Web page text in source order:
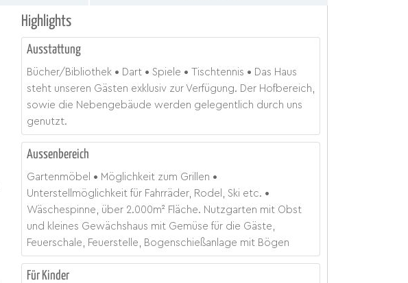
Highlights
Ausstattung
Bücher/Bibliothek Dart Spiele Tischtennis
Das Haus
steht unseren Gästen exklusiv zur Verfügung. Der Hofbereich,
sowie die Nebengebäude werden gelegentlich durch uns
genutzt.
Aussenbereich
Gartenmöbel
Möglichkeit zum Grillen
Unterstellmöglichkeit für Fahrräder, Rodel, Ski etc.
Wäschespinne, über 2.000m² Fläche. Nutzgarten mit Obst
und kleines Gewächshaus mit Gemüse für die Gäste,
Feuerschale, Feuerstelle, Bogenschießanlage mit Bögen
Für Kinder